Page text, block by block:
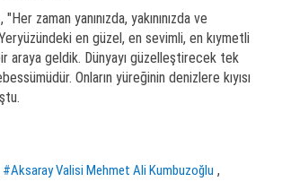
zaman yanınızda, yakınınızda ve
en güzel, en sevimli, en kıymetli
araya geldik. Dünyayı güzelleştirecek tek
Onların yüreğinin denizlere kıyısı
#Aksaray Valisi Mehmet Ali Kumbuzoğlu ,